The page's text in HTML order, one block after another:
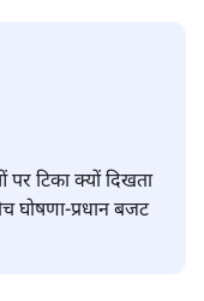
टिका क्यों दिखता
घोषणा-प्रधान बजट